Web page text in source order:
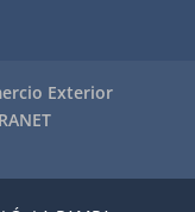
Exterior